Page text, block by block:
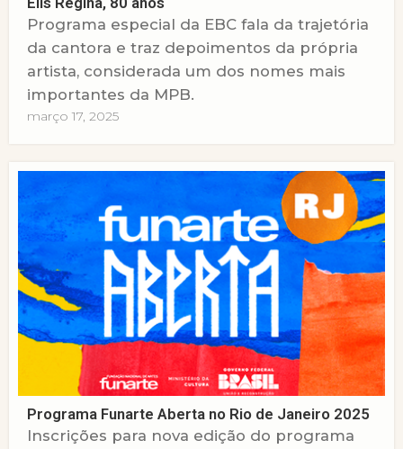
Programa especial da EBC fala da trajetória
da cantora e traz depoimentos da própria
artista, considerada um dos nomes mais
importantes da MPB.
março 17, 2025
Programa Funarte Aberta no Rio de Janeiro 2025
Inscrições para nova edição do programa